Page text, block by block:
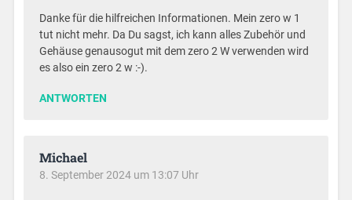
Danke für die hilfreichen Informationen. Mein zero w 1
tut nicht mehr. Da Du sagst, ich kann alles Zubehör und
Gehäuse genausogut mit dem zero 2 W verwenden wird
es also ein zero 2 w :-).
ANTWORTEN
Michael
8. September 2024 um 13:07 Uhr